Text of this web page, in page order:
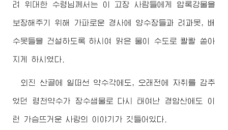
려 위대한 수령님께서 는 이 고장 사람들에게 압록강물을
보장해주기 위해 가파로운 경사에 양수장들과 려과못, 배
수못들을 건설하도록 하시여 맑은 물이 수도로 콸콸 쏟아
지게 하시였다.
외진 산골에 일떠선 약수각에도, 오래전에 자취를 감추
었던 령천약수가 장수샘물로 다시 태여난 경암산에도 이
런 가슴뜨거운 사랑의 이야기가 깃들어있다.